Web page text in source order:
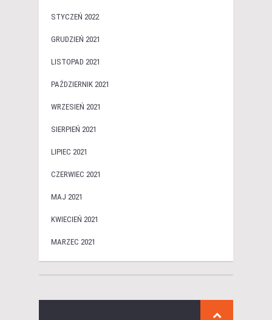
STYCZEŃ 2022
GRUDZIEŃ 2021
LISTOPAD 2021
PAŹDZIERNIK 2021
WRZESIEŃ 2021
SIERPIEŃ 2021
LIPIEC 2021
CZERWIEC 2021
MAJ 2021
KWIECIEŃ 2021
MARZEC 2021